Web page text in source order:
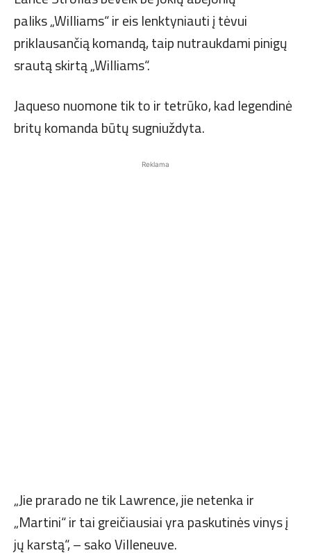
paliks „Williams“ ir eis lenktyniauti į tėvui
priklausančią komandą, taip nutraukdami pinigų
srautą skirtą „Williams“.
Jaqueso nuomone tik to ir tetrūko, kad legendinė
britų komanda būtų sugniuždyta.
Reklama
„Jie prarado ne tik Lawrence, jie netenka ir
„Martini“ ir tai greičiausiai yra paskutinės vinys į
jų karstą“, – sako Villeneuve.